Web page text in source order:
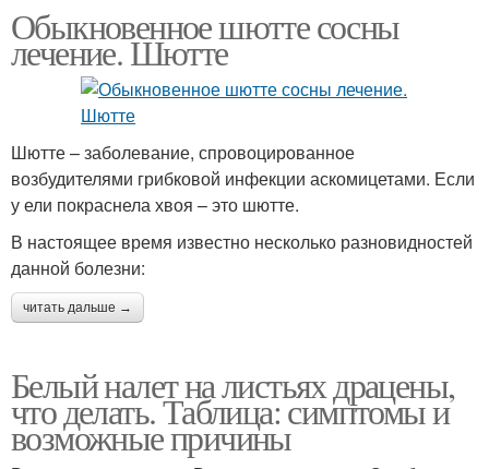
Обыкновенное шютте сосны
лечение. Шютте
Шютте – заболевание, спровоцированное
возбудителями грибковой инфекции аскомицетами. Если
у ели покраснела хвоя – это шютте.
В настоящее время известно несколько разновидностей
данной болезни:
читать дальше →
Белый налет на листьях драцены,
что делать. Таблица: симптомы и
возможные причины